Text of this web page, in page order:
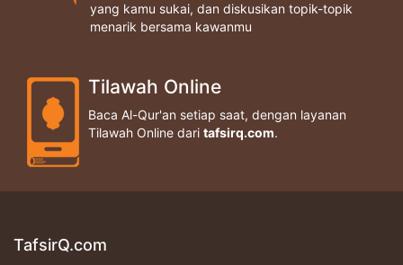
yang kamu sukai, dan diskusikan topik-topik
menarik bersama kawanmu
Tilawah Online
Baca Al-Qur'an setiap saat, dengan layanan
Tilawah Online dari tafsirq.com.
TafsirQ.com